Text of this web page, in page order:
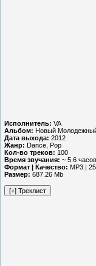
Исполнитель: VA
Альбом: Новый
Дата выхода: 2012
Жанр: Dance, Pop
Кол-во треков: 100
Время звучания: ~ 5.6 часов
Формат | Качество: MP3 |
Размер: 687.26 Mb